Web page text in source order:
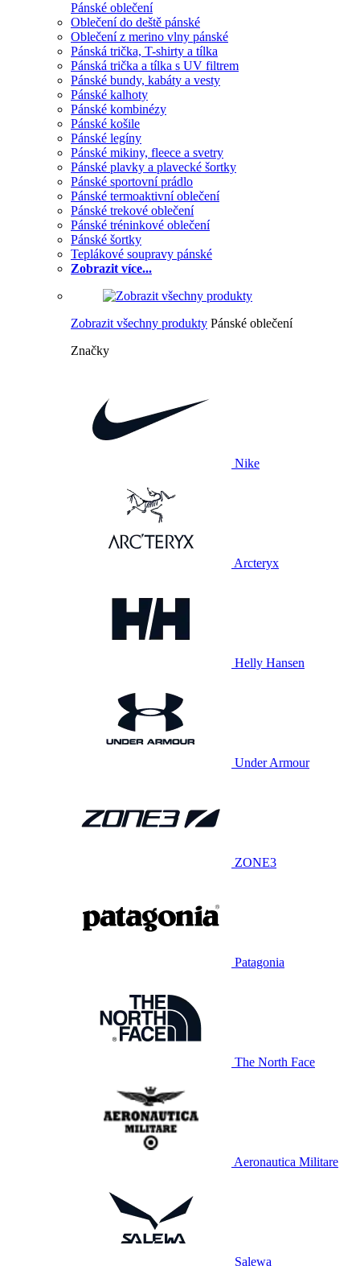
Pánské oblečení
Oblečení do deště pánské
Oblečení z merino vlny pánské
Pánská trička, T-shirty a tílka
Pánská trička a tílka s UV filtrem
Pánské bundy, kabáty a vesty
Pánské kalhoty
Pánské kombinézy
Pánské košile
Pánské legíny
Pánské mikiny, fleece a svetry
Pánské plavky a plavecké šortky
Pánské sportovní prádlo
Pánské termoaktivní oblečení
Pánské trekové oblečení
Pánské tréninkové oblečení
Pánské šortky
Teplákové soupravy pánské
Zobrazit více...
Zobrazit všechny produkty Pánské oblečení
Značky
Nike
Arcteryx
Helly Hansen
Under Armour
ZONE3
Patagonia
The North Face
Aeronautica Militare
Salewa